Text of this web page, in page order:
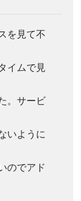
を見て不
イムで見
。サービ
いように
のでアド